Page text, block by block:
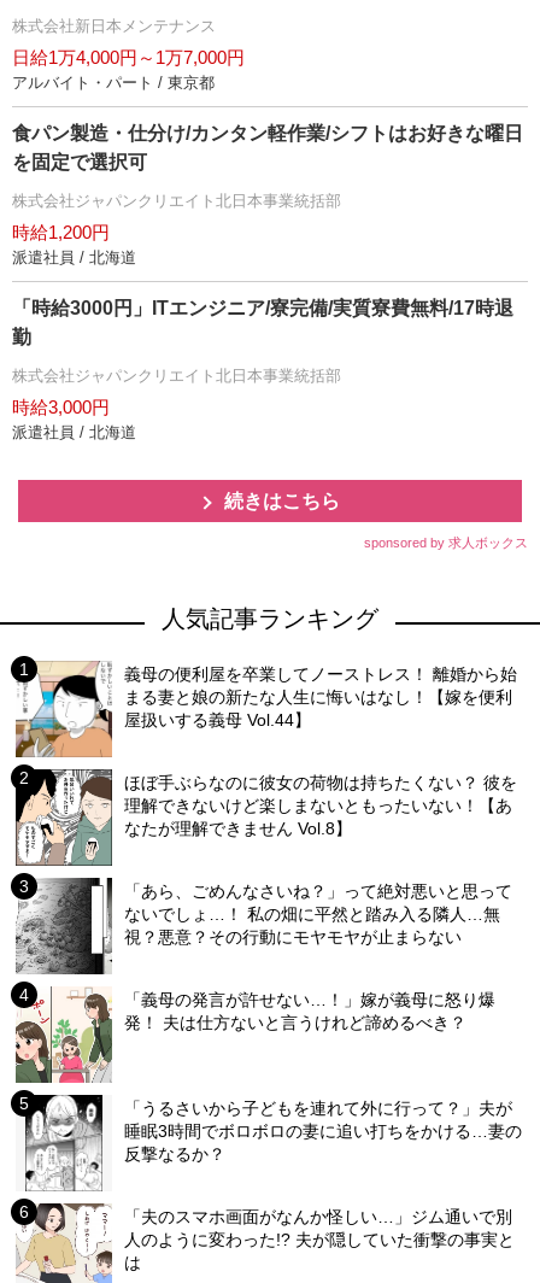
株式会社新日本メンテナンス
日給1万4,000円～1万7,000円
アルバイト・パート / 東京都
食パン製造・仕分け/カンタン軽作業/シフトはお好きな曜日
を固定で選択可
株式会社ジャパンクリエイト北日本事業統括部
時給1,200円
派遣社員 / 北海道
「時給3000円」ITエンジニア/寮完備/実質寮費無料/17時退
勤
株式会社ジャパンクリエイト北日本事業統括部
時給3,000円
派遣社員 / 北海道
続きはこちら
sponsored by 求人ボックス
人気記事ランキング
義母の便利屋を卒業してノーストレス！ 離婚から始
まる妻と娘の新たな人生に悔いはなし！【嫁を便利
屋扱いする義母 Vol.44】
ほぼ手ぶらなのに彼女の荷物は持ちたくない？ 彼を
理解できないけど楽しまないともったいない！【あ
なたが理解できません Vol.8】
「あら、ごめんなさいね？」って絶対悪いと思って
ないでしょ…！ 私の畑に平然と踏み入る隣人…無
視？悪意？その行動にモヤモヤが止まらない
「義母の発言が許せない…！」嫁が義母に怒り爆
発！ 夫は仕方ないと言うけれど諦めるべき？
「うるさいから子どもを連れて外に行って？」夫が
睡眠3時間でボロボロの妻に追い打ちをかける…妻の
反撃なるか？
「夫のスマホ画面がなんか怪しい…」ジム通いで別
人のように変わった!? 夫が隠していた衝撃の事実と
は